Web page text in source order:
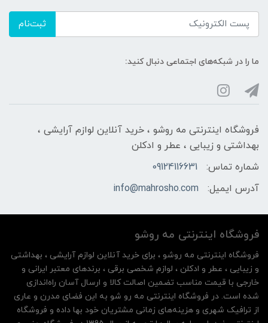
ثبت‌نام
ما را در شبکه‌های اجتماعی دنبال کنید:
فروشگاه اینترنتی مه‌ رو‌شو ، خرید آنلاین لوازم آرایشی ،
بهداشتی و زیبایی ، عطر و ادکلن
شماره تماس:
09124116631
آدرس ایمیل:
info@mahrosho.com
فروشگاه اینترنتی مه‌ رو‌شو
فروشگاه اینترنتی مه‌ رو‌شو ، برای خرید آنلاین لوازم آرایشی ، بهداشتی
و زیبایی ، عطر و ادکلن ، لوازم شخصی برقی ، برندهای معتبر ایرانی و
خارجی با قیمت مناسب تضمین اصالت کالا و ارسال آسان راه‌اندازی
شده است. در فروشگاه اینترنتی مه رو شو به این فضای مدرن و عاری
از ترافیک شهری و هزینه‌های زمانی مشتریان خود بها داده و فروشگاه